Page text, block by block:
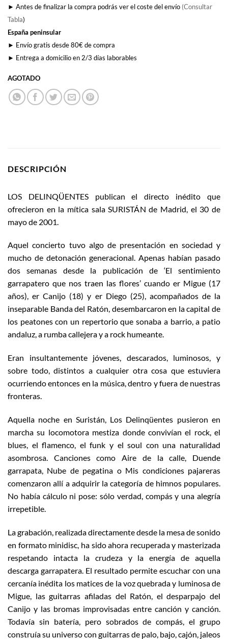
► Antes de finalizar la compra podrás ver el coste del envío (Consultar
Tabla)
España peninsular
► Envío gratis desde 80€ de compra
► Entrega a domicilio en 2/3 días laborables
AGOTADO
DESCRIPCIÓN
LOS DELINQÜENTES publican el directo inédito que
ofrecieron en la mítica sala SURISTÁN de Madrid, el 30 de
mayo de 2001.
Aquel concierto tuvo algo de presentación en sociedad y
mucho de detonación generacional. Apenas habían pasado
dos semanas desde la publicación de ‘El sentimiento
garrapatero que nos traen las flores’ cuando er Migue (17
años), er Canijo (18) y er Diego (25), acompañados de la
inseparable Banda del Ratón, desembarcaron en la capital de
los peatones con un repertorio que sonaba a barrio, a patio
andaluz, a rumba callejera y a rock humeante.
Eran insultantemente jóvenes, descarados, luminosos, y
sobre todo, distintos a cualquier otra cosa que estuviera
ocurriendo entonces en la música, dentro y fuera de nuestras
fronteras.
Aquella noche en Suristán, Los Delinqüentes pusieron en
marcha su locomotora mestiza donde convivían el rock, el
blues, el flamenco, el funk y el soul con una naturalidad
asombrosa. Canciones como Aire de la calle, Duende
garrapata, Nube de pegatina o Mis condiciones pajareras
comenzaron allí a adquirir la categoría de himnos populares.
No había cálculo ni pose: sólo verdad, compás y una alegría
irrepetible.
La grabación, realizada directamente desde la mesa de sonido
en formato minidisc, ha sido ahora recuperada y masterizada
respetando intacta la crudeza y la energía de aquella
descarga garrapatera. El resultado permite escuchar con una
cercanía inédita los matices de la voz quebrada y luminosa de
Migue, las guitarras afiladas del Ratón, el desparpajo del
Canijo y las bromas improvisadas entre canción y canción.
Todavía sin batería, pero sobrados de compás, el grupo
construía su universo con guitarras de palo, bajo, cajón, jaleos